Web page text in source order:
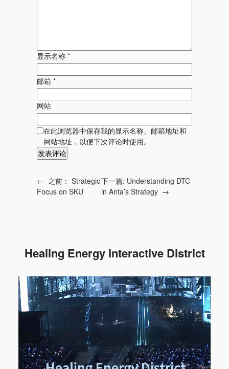
显示名称 *
邮箱 *
网站
在此浏览器中保存我的显示名称、邮箱地址和
网站地址，以便下次评论时使用。
← 之前： Strategic
Focus on SKU
下一篇: Understanding DTC
in Anta’s Strategy →
Healing Energy Interactive District